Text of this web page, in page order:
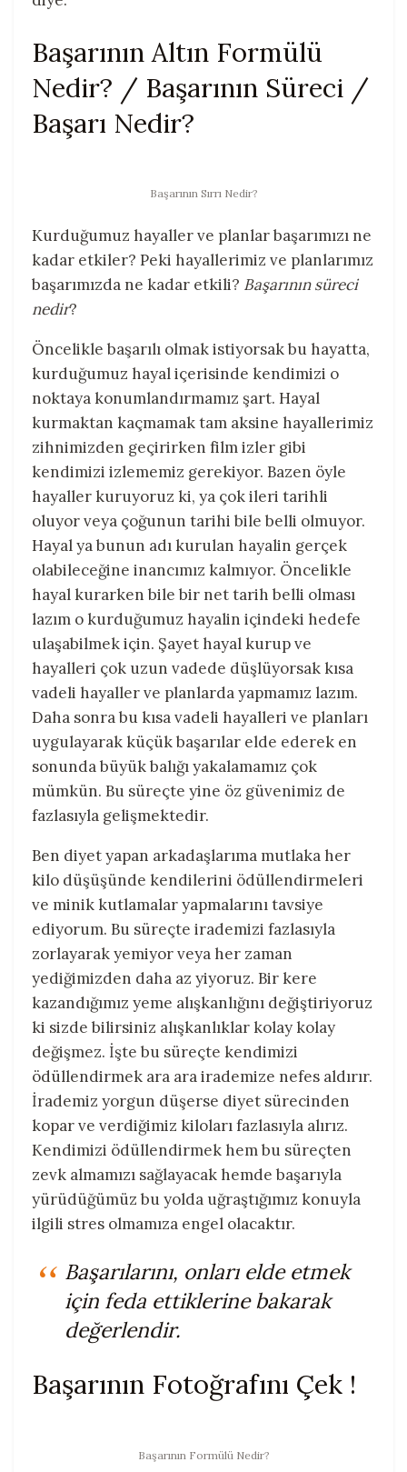
Başarının Altın Formülü
Nedir? / Başarının Süreci /
Başarı Nedir?
Başarının Sırrı Nedir?
Kurduğumuz hayaller ve planlar başarımızı ne
kadar etkiler? Peki hayallerimiz ve planlarımız
başarımızda ne kadar etkili? Başarının süreci
nedir?
Öncelikle başarılı olmak istiyorsak bu hayatta,
kurduğumuz hayal içerisinde kendimizi o
noktaya konumlandırmamız şart. Hayal
kurmaktan kaçmamak tam aksine hayallerimiz
zihnimizden geçirirken film izler gibi
kendimizi izlememiz gerekiyor. Bazen öyle
hayaller kuruyoruz ki, ya çok ileri tarihli
oluyor veya çoğunun tarihi bile belli olmuyor.
Hayal ya bunun adı kurulan hayalin gerçek
olabileceğine inancımız kalmıyor. Öncelikle
hayal kurarken bile bir net tarih belli olması
lazım o kurduğumuz hayalin içindeki hedefe
ulaşabilmek için. Şayet hayal kurup ve
hayalleri çok uzun vadede düşlüyorsak kısa
vadeli hayaller ve planlarda yapmamız lazım.
Daha sonra bu kısa vadeli hayalleri ve planları
uygulayarak küçük başarılar elde ederek en
sonunda büyük balığı yakalamamız çok
mümkün. Bu süreçte yine öz güvenimiz de
fazlasıyla gelişmektedir.
Ben diyet yapan arkadaşlarıma mutlaka her
kilo düşüşünde kendilerini ödüllendirmeleri
ve minik kutlamalar yapmalarını tavsiye
ediyorum. Bu süreçte irademizi fazlasıyla
zorlayarak yemiyor veya her zaman
yediğimizden daha az yiyoruz. Bir kere
kazandığımız yeme alışkanlığını değiştiriyoruz
ki sizde bilirsiniz alışkanlıklar kolay kolay
değişmez. İşte bu süreçte kendimizi
ödüllendirmek ara ara irademize nefes aldırır.
İrademiz yorgun düşerse diyet sürecinden
kopar ve verdiğimiz kiloları fazlasıyla alırız.
Kendimizi ödüllendirmek hem bu süreçten
zevk almamızı sağlayacak hemde başarıyla
yürüdüğümüz bu yolda uğraştığımız konuyla
ilgili stres olmamıza engel olacaktır.
Başarılarını, onları elde etmek
için feda ettiklerine bakarak
değerlendir.
Başarının Fotoğrafını Çek !
Başarının Formülü Nedir?